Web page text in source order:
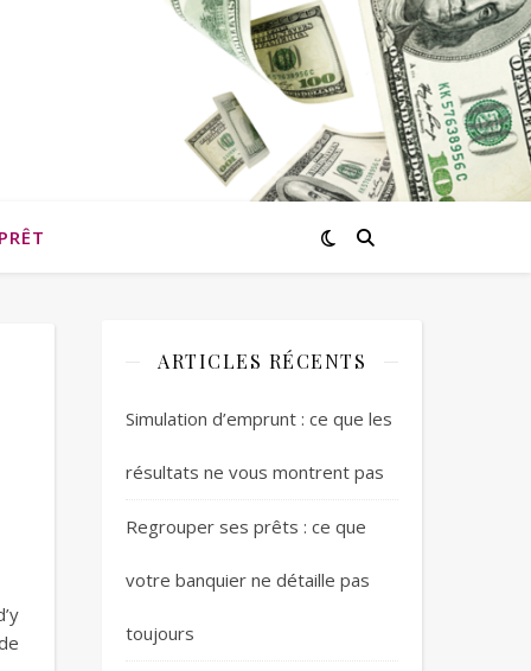
ARTICLES RÉCENTS
Simulation d’emprunt : ce que les
résultats ne vous montrent pas
Regrouper ses prêts : ce que
votre banquier ne détaille pas
toujours